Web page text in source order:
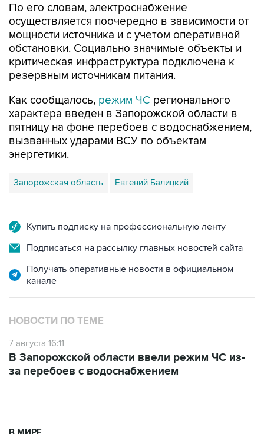
По его словам, электроснабжение
осуществляется поочередно в зависимости от
мощности источника и с учетом оперативной
обстановки. Социально значимые объекты и
критическая инфраструктура подключена к
резервным источникам питания.
Как сообщалось, режим ЧС регионального
характера введен в Запорожской области в
пятницу на фоне перебоев с водоснабжением,
вызванных ударами ВСУ по объектам
энергетики.
Запорожская область Евгений Балицкий
Купить подписку на профессиональную ленту
Подписаться на рассылку главных новостей сайта
Получать оперативные новости в официальном
канале
НОВОСТИ ПО ТЕМЕ
7 августа 16:11
В Запорожской области ввели режим ЧС из-
за перебоев с водоснабжением